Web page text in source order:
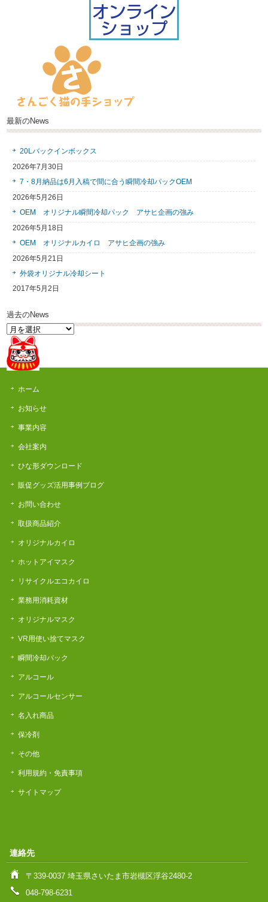
最新のNews
20Lバックインボックス
2026年7月30日
7・8月納品は6月入稿で間に合う瞬間冷却パックOEM
2026年5月26日
OEM オリジナル瞬間冷却パック アサヒ企画の強み
2026年5月18日
OEM オリジナルカイロ アサヒ企画の強み
2026年5月21日
外袋オリジナル冷却シート
2017年5月2日
過去のNews
過
去
の
News
ホーム
お知らせ
事業内容
会社案内
ひな形ダウンロード
販促グッズ活用事例ブログ
お問い合わせ
取扱商品紹介
オリジナルカイロ
ホットアイマスク
リサイクルエコカイロ
業務用消耗資材
オリジナルマスク
VR用使い捨てマスク
瞬間冷却パック
アルコール
アルコールセンサー
名入れ商品
保冷剤
その他
利用規約・免責事項
サイトマップ
連絡先
〒339-0037 埼玉県さいたま市岩槻区浮谷2480-2
048-798-6231